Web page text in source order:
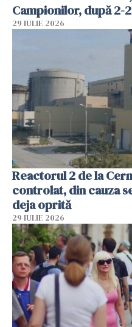
Campionilor, după 2-
29 IULIE 2026
Reactorul 2 de la
controlat, din cauza
deja oprită
29 IULIE 2026